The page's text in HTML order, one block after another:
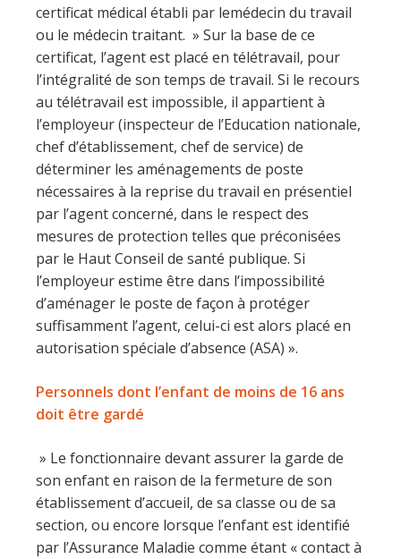
certificat médical établi par lemédecin du travail
ou le médecin traitant. » Sur la base de ce
certificat, l’agent est placé en télétravail, pour
l’intégralité de son temps de travail. Si le recours
au télétravail est impossible, il appartient à
l’employeur (inspecteur de l’Education nationale,
chef d’établissement, chef de service) de
déterminer les aménagements de poste
nécessaires à la reprise du travail en présentiel
par l’agent concerné, dans le respect des
mesures de protection telles que préconisées
par le Haut Conseil de santé publique. Si
l’employeur estime être dans l’impossibilité
d’aménager le poste de façon à protéger
suffisamment l’agent, celui-ci est alors placé en
autorisation spéciale d’absence (ASA) ».
Personnels dont l’enfant de moins de 16 ans
doit être gardé
» Le fonctionnaire devant assurer la garde de
son enfant en raison de la fermeture de son
établissement d’accueil, de sa classe ou de sa
section, ou encore lorsque l’enfant est identifié
par l’Assurance Maladie comme étant « contact à